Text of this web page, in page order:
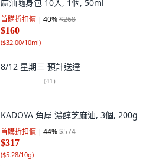
麻油隨身包 10入, 1個, 50ml
首購折扣價 40%$268
$160
($32.00/10ml)
8/12 星期三 預計送達
(41)
KADOYA 角屋 濃醇芝麻油, 3個, 200g
首購折扣價 44%$574
$317
($5.28/10g)